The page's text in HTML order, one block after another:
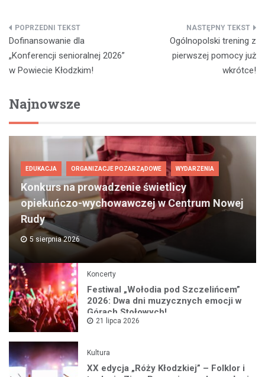
Nawigacja
wpisu
Dofinansowanie dla
„Konferencji senioralnej 2026”
w Powiecie Kłodzkim!
Ogólnopolski trening z
pierwszej pomocy już
wkrótce!
Najnowsze
EDUKACJA ORGANIZACJE POZARZĄDOWE WYDARZENIA
Konkurs na prowadzenie świetlicy
opiekuńczo-wychowawczej w Centrum Nowej
Rudy
5 sierpnia 2026
Koncerty
Festiwal „Wołodia pod Szczelińcem”
2026: Dwa dni muzycznych emocji w
Górach Stołowych!
21 lipca 2026
Kultura
XX edycja „Róży Kłodzkiej” – Folklor i